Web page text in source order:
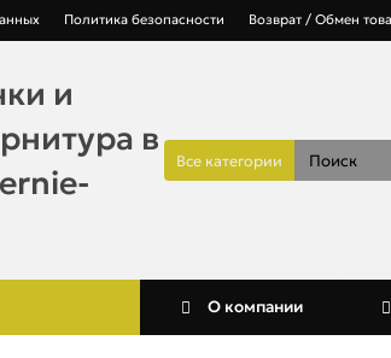
Политика безопасности Возврат / Обмен
Все категории
О компании